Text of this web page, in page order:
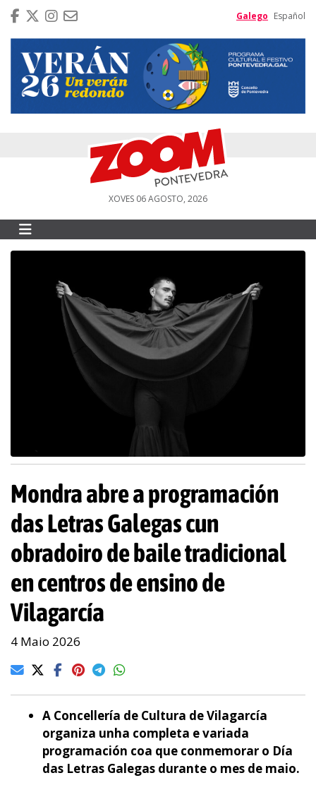
Galego Español
XOVES 06 AGOSTO, 2026
Mondra abre a programación
das Letras Galegas cun
obradoiro de baile tradicional
en centros de ensino de
Vilagarcía
4 Maio 2026
A Concellería de Cultura de Vilagarcía
organiza unha completa e variada
programación coa que conmemorar o Día
das Letras Galegas durante o mes de maio.